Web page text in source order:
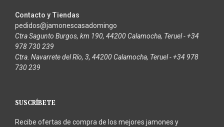
Contacto y Tiendas
pedidos@jamonescasadomingo
Ctra Sagunto Burgos, km 190, 44200 Calamocha, Teruel - +34
978 730 239
Ctra. Navarrete del Río, 3, 44200 Calamocha, Teruel - +34 978
730 239
SUSCRÍBETE
Recibe ofertas de compra de los mejores jamones y